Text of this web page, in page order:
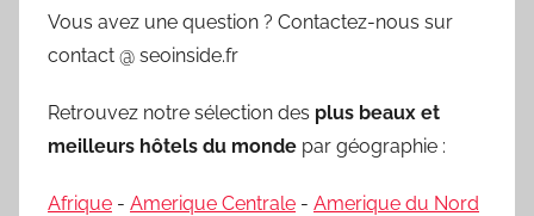
Vous avez une question ? Contactez-nous sur
contact @ seoinside.fr
Retrouvez notre sélection des plus beaux et
meilleurs hôtels du monde par géographie :
Afrique - Amerique Centrale - Amerique du Nord